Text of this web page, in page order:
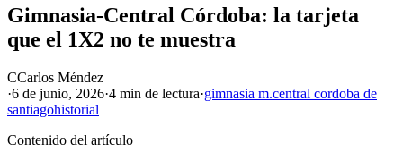
Gimnasia-Central Córdoba: la tarjeta
que el 1X2 no te muestra
CCarlos Méndez
·6 de junio, 2026·4 min de lectura·gimnasia m.central cordoba de
santiagohistorial
Contenido del artículo